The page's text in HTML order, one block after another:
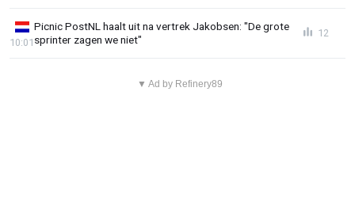
Picnic PostNL haalt uit na vertrek Jakobsen: "De grote
sprinter zagen we niet"
10:01
12
▼ Ad by Refinery89